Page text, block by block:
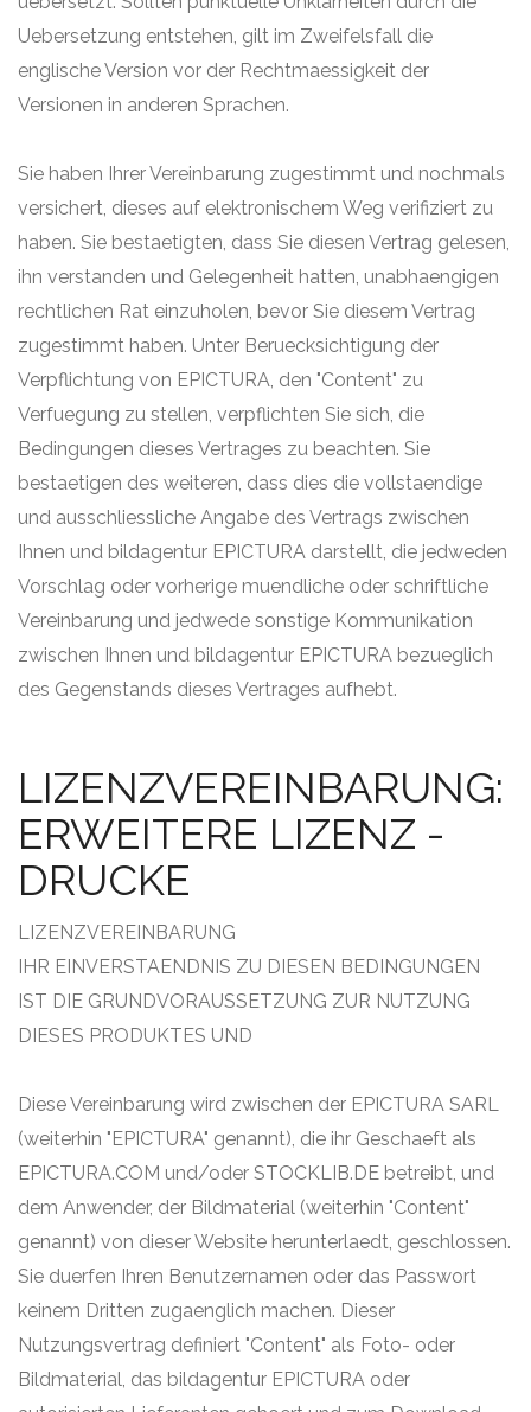
Uebersetzung entstehen, gilt im Zweifelsfall die
englische Version vor der Rechtmaessigkeit der
Versionen in anderen Sprachen.
Sie haben Ihrer Vereinbarung zugestimmt und nochmals
versichert, dieses auf elektronischem Weg verifiziert zu
haben. Sie bestaetigten, dass Sie diesen Vertrag gelesen,
ihn verstanden und Gelegenheit hatten, unabhaengigen
rechtlichen Rat einzuholen, bevor Sie diesem Vertrag
zugestimmt haben. Unter Beruecksichtigung der
Verpflichtung von EPICTURA, den "Content" zu
Verfuegung zu stellen, verpflichten Sie sich, die
Bedingungen dieses Vertrages zu beachten. Sie
bestaetigen des weiteren, dass dies die vollstaendige
und ausschliessliche Angabe des Vertrags zwischen
Ihnen und bildagentur EPICTURA darstellt, die jedweden
Vorschlag oder vorherige muendliche oder schriftliche
Vereinbarung und jedwede sonstige Kommunikation
zwischen Ihnen und bildagentur EPICTURA bezueglich
des Gegenstands dieses Vertrages aufhebt.
LIZENZVEREINBARUNG:
ERWEITERE LIZENZ -
DRUCKE
LIZENZVEREINBARUNG
IHR EINVERSTAENDNIS ZU DIESEN BEDINGUNGEN
IST DIE GRUNDVORAUSSETZUNG ZUR NUTZUNG
DIESES PRODUKTES UND
Diese Vereinbarung wird zwischen der EPICTURA SARL
(weiterhin "EPICTURA" genannt), die ihr Geschaeft als
EPICTURA.COM und/oder STOCKLIB.DE betreibt, und
dem Anwender, der Bildmaterial (weiterhin "Content"
genannt) von dieser Website herunterlaedt, geschlossen.
Sie duerfen Ihren Benutzernamen oder das Passwort
keinem Dritten zugaenglich machen. Dieser
Nutzungsvertrag definiert "Content" als Foto- oder
Bildmaterial, das bildagentur EPICTURA oder